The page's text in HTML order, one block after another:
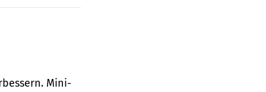
Mini-